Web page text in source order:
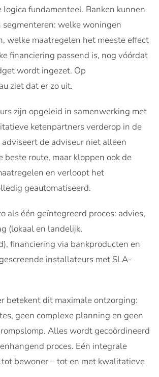
fundamenteel. Banken kunnen
segmenteren: welke woningen
welke maatregelen het meeste effect
financiering passend is, nog vóórdat
wordt ingezet. Op
ziet dat er zo uit.
zijn opgeleid in samenwerking met
ketenpartners verderop in de
de adviseur niet alleen
beste route, maar kloppen ook de
en verloopt het
geautomatiseerd.
als één geïntegreerd proces: advies,
(lokaal en landelijk,
financiering via bankproducten en
installateurs met SLA-
betekent dit maximale ontzorging:
geen complexe planning en geen
Alles wordt gecoördineerd
proces. Eén integrale
tot bewoner – tot en met kwalitatieve